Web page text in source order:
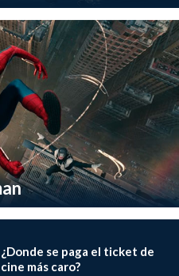
¿Donde se paga el ticket de
cine más caro?